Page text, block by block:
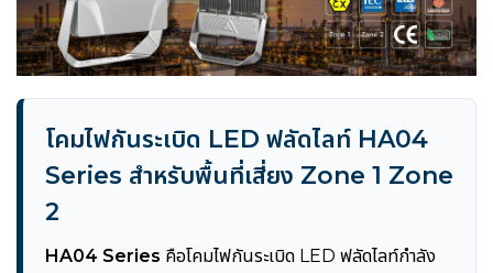
โคมไฟกันระเบิด LED ฟลัดไลท์ HA04
Series สำหรับพื้นที่เสี่ยง Zone 1 Zone
2
HA04 Series คือโคมไฟกันระเบิด LED ฟลัดไลท์กำลัง